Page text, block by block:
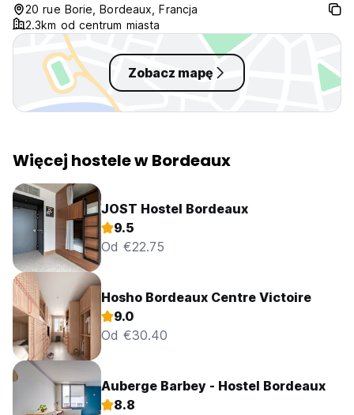
20 rue Borie, Bordeaux, Francja
2.3km od centrum miasta
Zobacz mapę
Więcej hostele w Bordeaux
JOST Hostel Bordeaux
9.5
Od €22.75
Hosho Bordeaux Centre Victoire
9.0
Od €30.40
Auberge Barbey - Hostel Bordeaux
8.8